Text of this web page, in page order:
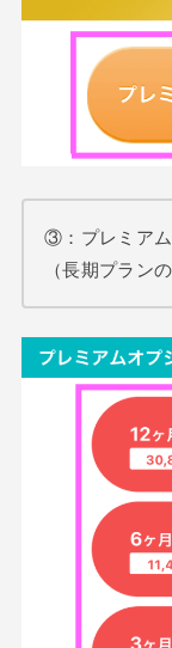
③：プレミア
（長期プラン